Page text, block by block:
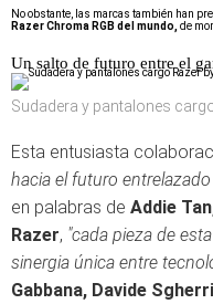
No obstante, las marcas también han
Razer Chroma RGB del mundo, de
Un salto de futuro entre el
Sudadera y pantalones
Esta entusiasta
hacia el futuro
en palabras de Addie
Razer, "cada pieza de
sinergia única entre
Gabbana, Davide Sgherri